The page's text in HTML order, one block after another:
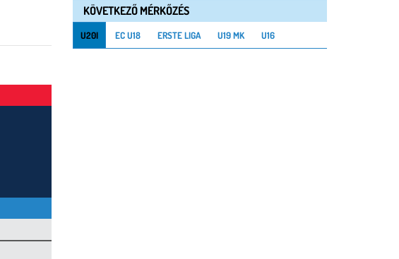
KÖVETKEZŐ MÉRKŐZÉS
U20I EC U18 ERSTE LIGA U19 MK U16